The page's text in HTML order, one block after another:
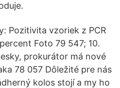
Pozitivita vzoriek z PCR
Foto 79 547; 10.
prokurátor má nové
78 057 Dôležité pre nás
kolos stojí a my ho